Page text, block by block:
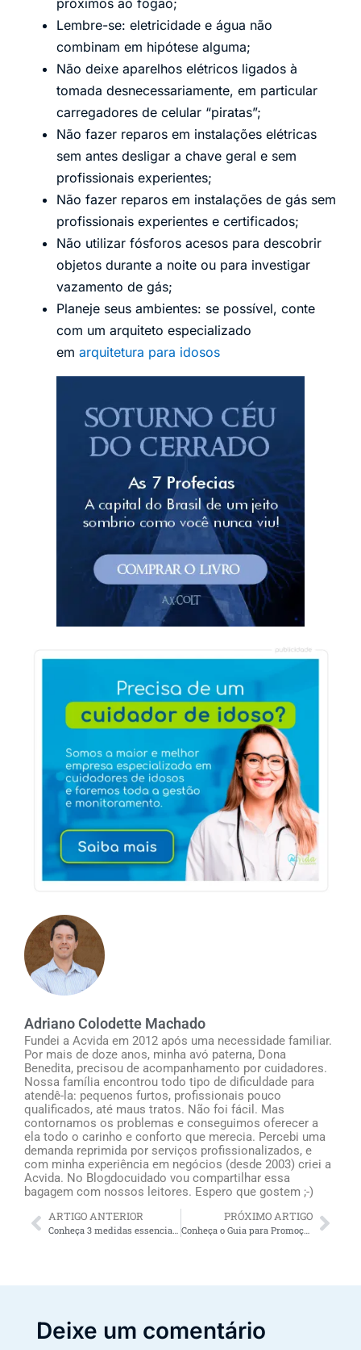
próximos ao fogão;
Lembre-se: eletricidade e água não
combinam em hipótese alguma;
Não deixe aparelhos elétricos ligados à
tomada desnecessariamente, em particular
carregadores de celular “piratas”;
Não fazer reparos em instalações elétricas
sem antes desligar a chave geral e sem
profissionais experientes;
Não fazer reparos em instalações de gás sem
profissionais experientes e certificados;
Não utilizar fósforos acesos para descobrir
objetos durante a noite ou para investigar
vazamento de gás;
Planeje seus ambientes: se possível, conte
com um arquiteto especializado
em arquitetura para idosos
Adriano Colodette Machado
Fundei a Acvida em 2012 após uma necessidade familiar.
Por mais de doze anos, minha avó paterna, Dona
Benedita, precisou de acompanhamento por cuidadores.
Nossa família encontrou todo tipo de dificuldade para
atendê-la: pequenos furtos, profissionais pouco
qualificados, até maus tratos. Não foi fácil. Mas
contornamos os problemas e conseguimos oferecer a
ela todo o carinho e conforto que merecia. Percebi uma
demanda reprimida por serviços profissionalizados, e
com minha experiência em negócios (desde 2003) criei a
Acvida. No Blogdocuidado vou compartilhar essa
bagagem com nossos leitores. Espero que gostem ;-)
ARTIGO ANTERIOR
Conheça 3 medidas essenciais de conforto e segurança para o paciente idoso
PRÓXIMO ARTIGO
Conheça o Guia para Promoção e Defesa dos Direitos das Pessoas Idosas: baixe gratuitamente
Deixe um comentário